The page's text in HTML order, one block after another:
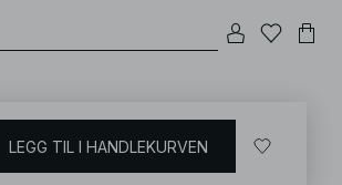
i myk bomull
LEGG TIL I HANDLEKURVEN